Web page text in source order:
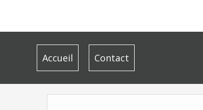
Accueil Contact